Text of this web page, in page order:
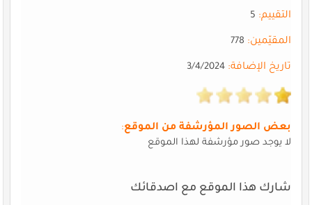
التقييم:5
المقيّمين:778
تاريخ الإضافة:3/4/2024
بعض الصور المؤرشفة من الموقع:
لا يوجد صور مؤرشفة لهذا الموقع
شارك هذا الموقع مع اصدقائك